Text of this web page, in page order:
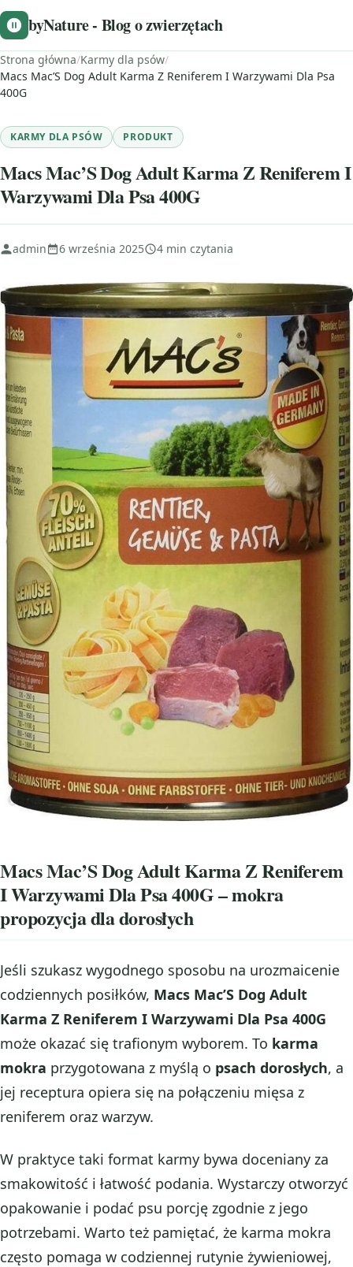
byNature - Blog o zwierzętach
Strona główna/Karmy dla psów/
Macs Mac’S Dog Adult Karma Z Reniferem I Warzywami Dla Psa
400G
KARMY DLA PSÓW PRODUKT
Macs Mac’S Dog Adult Karma Z Reniferem I
Warzywami Dla Psa 400G
admin 6 września 2025 4 min czytania
Macs Mac’S Dog Adult Karma Z Reniferem
I Warzywami Dla Psa 400G – mokra
propozycja dla dorosłych
Jeśli szukasz wygodnego sposobu na urozmaicenie
codziennych posiłków, Macs Mac’S Dog Adult
Karma Z Reniferem I Warzywami Dla Psa 400G
może okazać się trafionym wyborem. To karma
mokra przygotowana z myślą o psach dorosłych, a
jej receptura opiera się na połączeniu mięsa z
reniferem oraz warzyw.
W praktyce taki format karmy bywa doceniany za
smakowitość i łatwość podania. Wystarczy otworzyć
opakowanie i podać psu porcję zgodnie z jego
potrzebami. Warto też pamiętać, że karma mokra
często pomaga w codziennej rutynie żywieniowej,